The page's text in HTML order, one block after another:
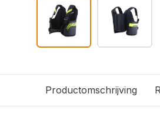
Productomschrijving